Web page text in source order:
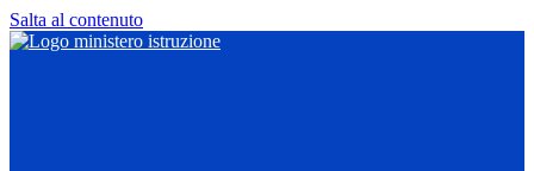
Salta al contenuto